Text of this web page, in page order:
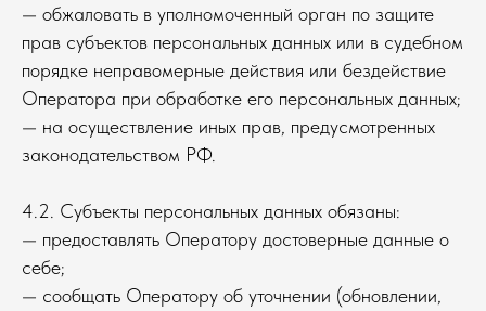
— обжаловать в уполномоченный орган по защите
прав субъектов персональных данных или в судебном
порядке неправомерные действия или бездействие
Оператора при обработке его персональных данных;
— на осуществление иных прав, предусмотренных
законодательством РФ.
4.2. Субъекты персональных данных обязаны:
— предоставлять Оператору достоверные данные о
себе;
— сообщать Оператору об уточнении (обновлении,